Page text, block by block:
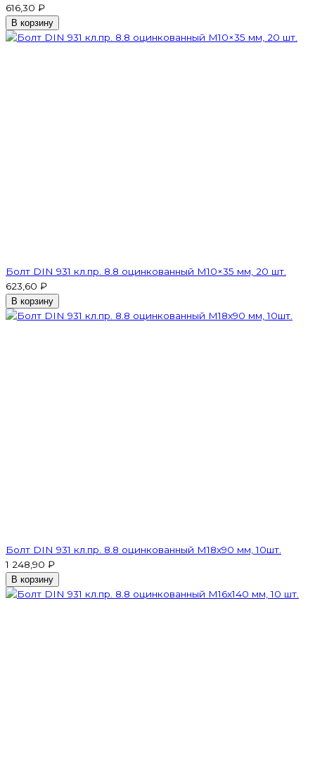
616,30 ₽
В корзину
Болт DIN 931 кл.пр. 8.8 оцинкованный М10×35 мм, 20 шт.
623,60 ₽
В корзину
Болт DIN 931 кл.пр. 8.8 оцинкованный М18х90 мм, 10шт.
1 248,90 ₽
В корзину